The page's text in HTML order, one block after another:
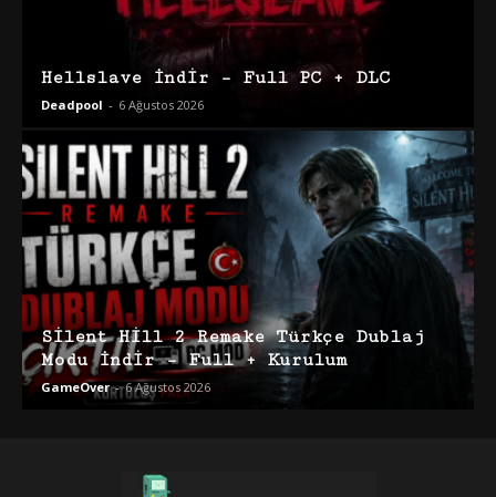
Hellslave İndir – Full PC + DLC
Deadpool - 6 Ağustos 2026
Silent Hill 2 Remake Türkçe Dublaj
Modu İndir – Full + Kurulum
GameOver - 6 Ağustos 2026